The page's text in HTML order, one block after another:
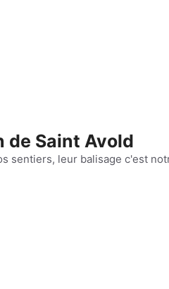
de Saint Avold
sentiers, leur balisage c'est